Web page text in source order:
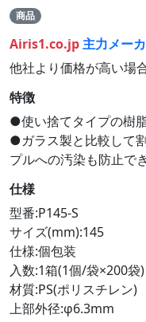
商品
Airis1.co.jp主力メー
他社より価格が高い場
特徴
●使い捨てタイプの樹
●ガラス製と比較して
プルへの汚染も防止で
仕様
型番:P145-S
サイズ(mm):145
仕様:個包装
入数:1箱(1個/袋×200袋)
材質:PS(ポリスチレン)
上部外径:φ6.3mm